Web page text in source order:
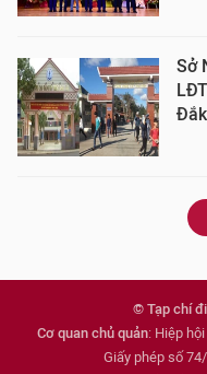
Sở
© Tạp chí
Cơ quan chủ quản: Hiệp
Giấy phép số